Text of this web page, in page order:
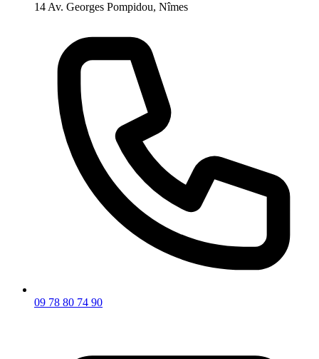
14 Av. Georges Pompidou, Nîmes
09 78 80 74 90